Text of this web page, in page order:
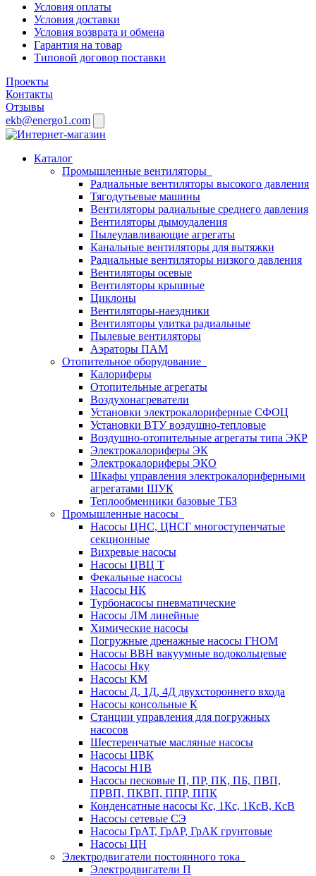
Условия оплаты
Условия доставки
Условия возврата и обмена
Гарантия на товар
Типовой договор поставки
Проекты
Контакты
Отзывы
ekb@energo1.com
Каталог
Промышленные вентиляторы
Радиальные вентиляторы высокого давления
Тягодутьевые машины
Вентиляторы радиальные среднего давления
Вентиляторы дымоудаления
Пылеулавливающие агрегаты
Канальные вентиляторы для вытяжки
Радиальные вентиляторы низкого давления
Вентиляторы осевые
Вентиляторы крышные
Циклоны
Вентиляторы-наездники
Вентиляторы улитка радиальные
Пылевые вентиляторы
Аэраторы ПАМ
Отопительное оборудование
Калориферы
Отопительные агрегаты
Воздухонагреватели
Установки электрокалориферные СФОЦ
Установки ВТУ воздушно-тепловые
Воздушно-отопительные агрегаты типа ЭКР
Электрокалориферы ЭК
Электрокалориферы ЭКО
Шкафы управления электрокалориферными
агрегатами ШУК
Теплообменники базовые ТБЗ
Промышленные насосы
Насосы ЦНС, ЦНСГ многоступенчатые
секционные
Вихревые насосы
Насосы ЦВЦ Т
Фекальные насосы
Насосы НК
Турбонасосы пневматические
Насосы ЛМ линейные
Химические насосы
Погружные дренажные насосы ГНОМ
Насосы ВВН вакуумные водокольцевые
Насосы Нку
Насосы КМ
Насосы Д, 1Д, 4Д двухстороннего входа
Насосы консольные К
Станции управления для погружных
насосов
Шестеренчатые масляные насосы
Насосы ЦВК
Насосы Н1В
Насосы песковые П, ПР, ПК, ПБ, ПВП,
ПРВП, ПКВП, ППР, ППК
Конденсатные насосы Кс, 1Кс, 1КсВ, КсВ
Насосы сетевые СЭ
Насосы ГрАТ, ГрАР, ГрАК грунтовые
Насосы ЦН
Электродвигатели постоянного тока
Электродвигатели П